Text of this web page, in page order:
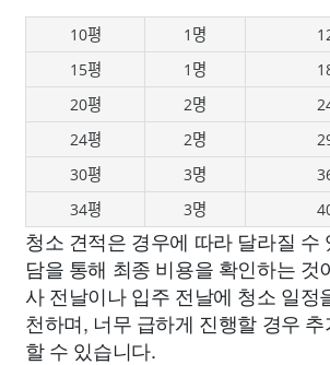
10평 1명
15평
1명
20평
2명
24평
2명
30평
3명
34평
3명
청소 견적은 경우에 따라 달라질 수
담을 통해 최종 비용을 확인하는 것
사 전날이나 입주 전날에 청소 일정
천하며, 너무 급하게 진행할 경우
할 수 있습니다.